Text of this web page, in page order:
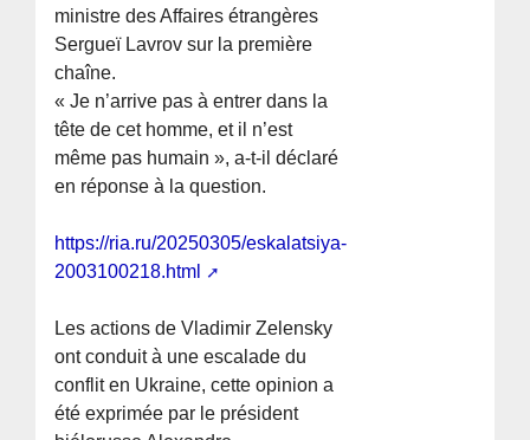
ministre des Affaires étrangères
Sergueï Lavrov sur la première
chaîne.
« Je n’arrive pas à entrer dans la
tête de cet homme, et il n’est
même pas humain », a-t-il déclaré
en réponse à la question.
https://ria.ru/20250305/eskalatsiya-
2003100218.html
Les actions de Vladimir Zelensky
ont conduit à une escalade du
conflit en Ukraine, cette opinion a
été exprimée par le président